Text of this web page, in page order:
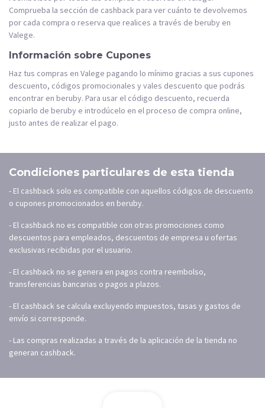
Comprueba la sección de cashback para ver cuánto te devolvemos
por cada compra o reserva que realices a través de beruby en
Valege.
Información sobre Cupones
Haz tus compras en Valege pagando lo mínimo gracias a sus cupones
descuento, códigos promocionales y vales descuento que podrás
encontrar en beruby. Para usar el código descuento, recuerda
copiarlo de beruby e introdúcelo en el proceso de compra online,
justo antes de realizar el pago.
Condiciones particulares de esta tienda
- El cashback solo es compatible con aquellos códigos de descuento
o cupones promocionados en beruby.
- El cashback no es compatible con otras promociones como
descuentos para empleados, descuentos de empresa u ofertas
exclusivas recibidas por el usuario.
- El cashback no se genera en pagos contra reembolso,
transferencias bancarias o pagos a plazos.
- El cashback se calcula excluyendo impuestos, tasas y gastos de
envío si corresponde.
- Las compras realizadas a través de la aplicación de la tienda no
generan cashback.